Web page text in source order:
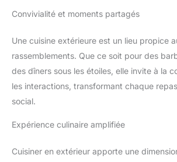
Convivialité et moments partagés
Une cuisine extérieure est un lieu propice
rassemblements. Que ce soit pour des
des dîners sous les étoiles, elle invite à la
les interactions, transformant chaque
social.
Expérience culinaire amplifiée
Cuisiner en extérieur apporte une